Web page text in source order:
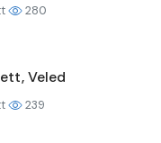
280
Veled
239